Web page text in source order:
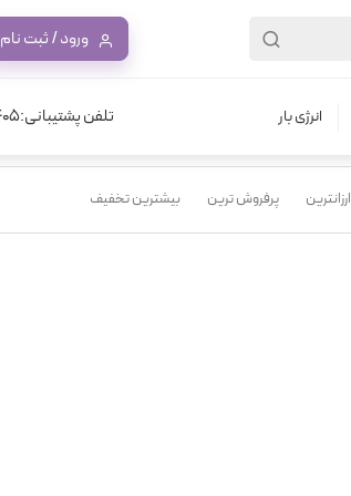
ورود / ثبت نام
انرژی بار تلفن پشتیبانی:09214487405
ارزانترین پرفروش ترین بیشترین تخفیف